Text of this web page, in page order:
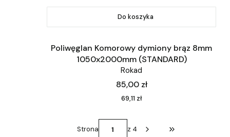
Do koszyka
Poliwęglan Komorowy dymiony brąz 8mm
1050x2000mm (STANDARD)
Rokad
Cena
85,00 zł
Cena
69,11 zł
Strona z 4 Przejdź do